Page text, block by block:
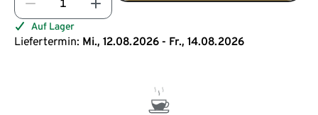
Auf Lager
Liefertermin: Mi., 12.08.2026 - Fr., 14.08.2026